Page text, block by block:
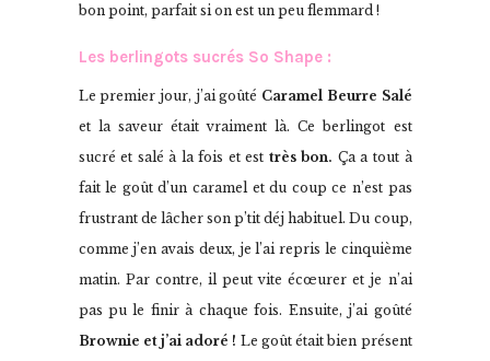
bon point, parfait si on est un peu flemmard !
Les berlingots sucrés So Shape :
Le premier jour, j’ai goûté Caramel Beurre Salé
et la saveur était vraiment là. Ce berlingot est
sucré et salé à la fois et est très bon. Ça a tout à
fait le goût d’un caramel et du coup ce n’est pas
frustrant de lâcher son p’tit déj habituel. Du coup,
comme j’en avais deux, je l’ai repris le cinquième
matin. Par contre, il peut vite écœurer et je n’ai
pas pu le finir à chaque fois. Ensuite, j’ai goûté
Brownie et j’ai adoré ! Le goût était bien présent